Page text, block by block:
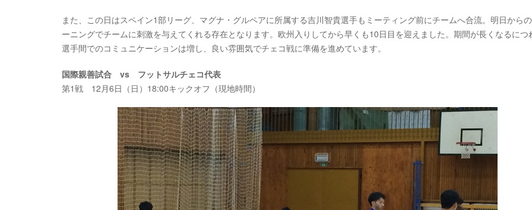
また、この日はスペイン1部リーグ、マグナ・グルペアに所属する吉川智貴選手もミーティング前にチームへ合流。明日から
ーニングでチームに刺激を与えてくれる存在となります。欧州入りしてから早くも10日目を迎えました。期間が長くなるにつ
選手間でのコミュニケーションは増し、良い雰囲気でチェコ戦に準備を進めています。
国際親善試合 vs フットサルチェコ代表
第1戦 12月6日（日）18:00キックオフ（現地時間）